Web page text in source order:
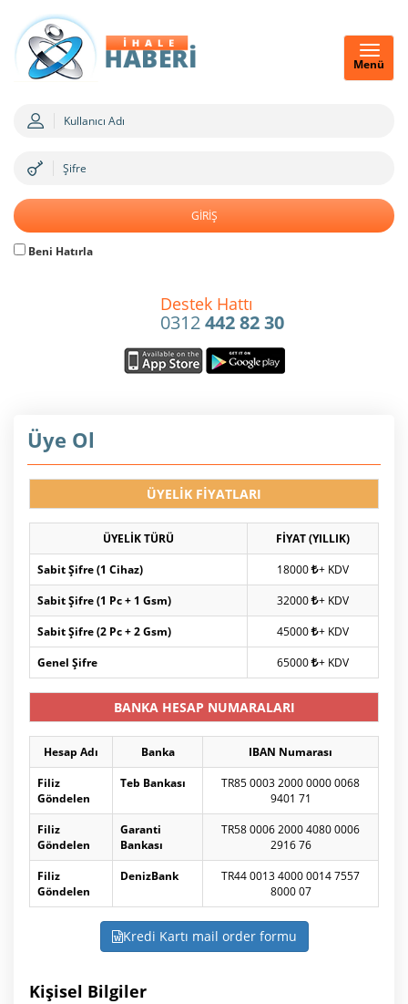
Menü
Beni Hatırla
Destek Hattı
0312442 82 30
Üye Ol
ÜYELİK FİYATLARI
ÜYELİK TÜRÜ
FİYAT (YILLIK)
Sabit Şifre (1 Cihaz)
18000 + KDV
Sabit Şifre (1 Pc + 1 Gsm)
32000 + KDV
Sabit Şifre (2 Pc + 2 Gsm)
45000 + KDV
Genel Şifre
65000 + KDV
BANKA HESAP NUMARALARI
Hesap Adı Banka
IBAN Numarası
Filiz
Göndelen
Teb Bankası
TR85 0003 2000 0000 0068
9401 71
Filiz
Göndelen
Garanti
Bankası
TR58 0006 2000 4080 0006
2916 76
Filiz
Göndelen
DenizBank
TR44 0013 4000 0014 7557
8000 07
Kredi Kartı mail order formu
Kişisel Bilgiler